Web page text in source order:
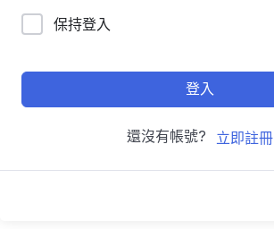
保持登入
登入
還沒有帳號? 立即註冊